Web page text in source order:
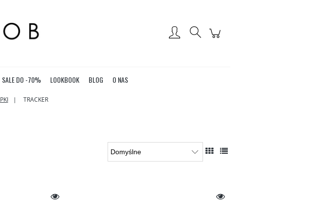
SALE DO -70% LOOKBOOK BLOG O NAS
TRACKER